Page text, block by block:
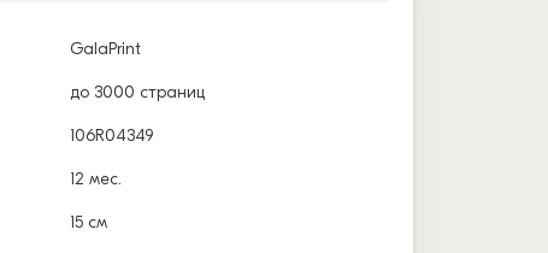
GalaPrint
до 3000 страниц
106R04349
12 мес.
15 см